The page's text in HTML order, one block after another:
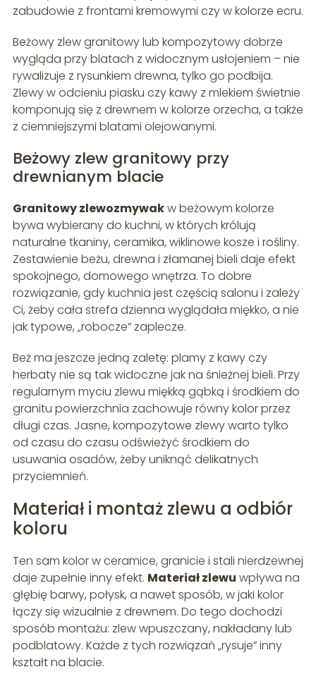
zabudowie z frontami kremowymi czy w kolorze ecru.
Beżowy zlew granitowy lub kompozytowy dobrze
wygląda przy blatach z widocznym usłojeniem – nie
rywalizuje z rysunkiem drewna, tylko go podbija.
Zlewy w odcieniu piasku czy kawy z mlekiem świetnie
komponują się z drewnem w kolorze orzecha, a także
z ciemniejszymi blatami olejowanymi.
Beżowy zlew granitowy przy
drewnianym blacie
Granitowy zlewozmywakw beżowym kolorze
bywa wybierany do kuchni, w których królują
naturalne tkaniny, ceramika, wiklinowe kosze i rośliny.
Zestawienie beżu, drewna i złamanej bieli daje efekt
spokojnego, domowego wnętrza. To dobre
rozwiązanie, gdy kuchnia jest częścią salonu i zależy
Ci, żeby cała strefa dzienna wyglądała miękko, a nie
jak typowe, „robocze” zaplecze.
Beż ma jeszcze jedną zaletę: plamy z kawy czy
herbaty nie są tak widoczne jak na śnieżnej bieli. Przy
regularnym myciu zlewu miękką gąbką i środkiem do
granitu powierzchnia zachowuje równy kolor przez
długi czas. Jasne, kompozytowe zlewy warto tylko
od czasu do czasu odświeżyć środkiem do
usuwania osadów, żeby uniknąć delikatnych
przyciemnień.
Materiał i montaż zlewu a odbiór
koloru
Ten sam kolor w ceramice, granicie i stali nierdzewnej
daje zupełnie inny efekt. Materiał zlewu wpływa na
głębię barwy, połysk, a nawet sposób, w jaki kolor
łączy się wizualnie z drewnem. Do tego dochodzi
sposób montażu: zlew wpuszczany, nakładany lub
podblatowy. Każde z tych rozwiązań „rysuje” inny
kształt na blacie.